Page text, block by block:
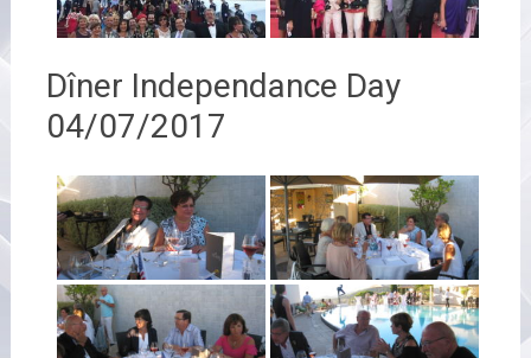
Dîner Independance Day
04/07/2017